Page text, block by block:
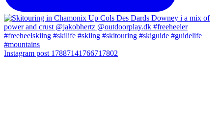
Instagram post 17887141766717802